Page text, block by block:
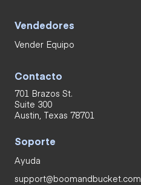
Vendedores
Vender Equipo
Contacto
701 Brazos St.
Suite 300
Austin, Texas 78701
Soporte
Ayuda
support@boomandbucket.com